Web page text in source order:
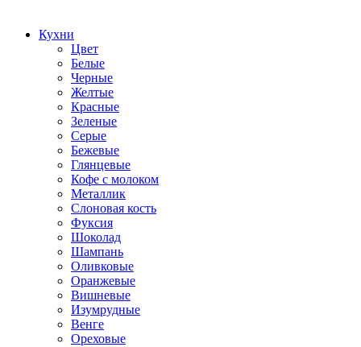
Кухни
Цвет
Белые
Черные
Желтые
Красные
Зеленые
Серые
Бежевые
Глянцевые
Кофе с молоком
Металлик
Слоновая кость
Фуксия
Шоколад
Шампань
Оливковые
Оранжевые
Вишневые
Изумрудные
Венге
Ореховые